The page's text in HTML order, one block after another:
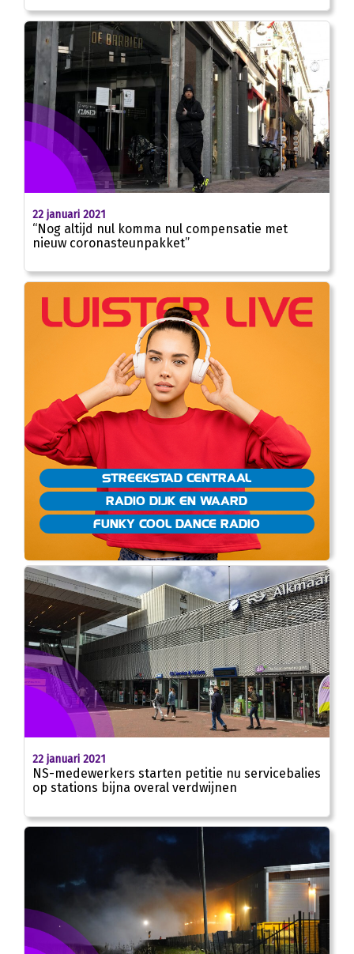
22 januari 2021
“Nog altijd nul komma nul compensatie met
nieuw coronasteunpakket”
STREEKSTAD CENTRAAL
RADIO DIJK EN WAARD
FUNKY COOL DANCE RADIO
22 januari 2021
NS-medewerkers starten petitie nu servicebalies
op stations bijna overal verdwijnen